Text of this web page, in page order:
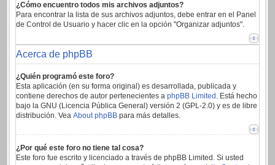
¿Cómo encuentro todos mis archivos adjuntos?
Para encontrar la lista de sus archivos adjuntos, debe entrar en el Panel
de Control de Usuario y hacer clic en la opción "Organizar adjuntos".
Acerca de phpBB
¿Quién programó este foro?
Esta aplicación (en su forma original) es desarrollada, publicada y
contiene derechos de autor pertenecientes a phpBB Limited . Está hecho
bajo la GNU (Licencia Pública General) versión 2 (GPL-2.0) y es de libre
distribución. Vea About phpBB para más detalles.
¿Por qué este foro no tiene tal cosa?
Este foro fue escrito y licenciado a través de phpBB Limited. Si usted